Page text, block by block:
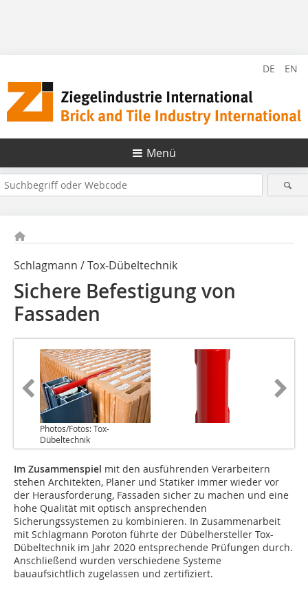
DE EN
Menü
Schlagmann / Tox-Dübeltechnik
Sichere Befestigung von
Fassaden
Photos/Fotos: Tox-
Dübeltechnik
Im Zusammenspiel mit den ausführenden Verarbeitern
stehen Architekten, Planer und Statiker immer wieder vor
der Herausforderung, Fassaden sicher zu machen und eine
hohe Qualität mit optisch ansprechenden
Sicherungssystemen zu kombinieren. In Zusammenarbeit
mit Schlagmann Poroton führte der Dübelhersteller Tox-
Dübeltechnik im Jahr 2020 entsprechende Prüfungen durch.
Anschließend wurden verschiedene Systeme
bauaufsichtlich zugelassen und zertifiziert.